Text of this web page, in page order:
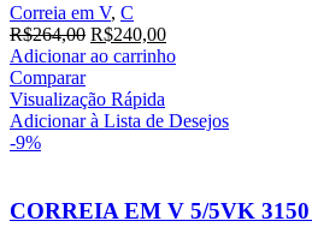
Correia em V, C
R$264,00 O
preço
era:
R$264,00.
R$240,00O
preço
R$240,00.
Adicionar ao carrinho
Comparar
Visualização Rápida
Adicionar à Lista de Desejos
-9%
CORREIA EM V 5/5VK